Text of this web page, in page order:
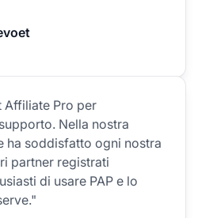
Affiliate Pro per
Nella nostra
ha soddisfatto ogni nostra
partner registrati
di usare PAP e lo